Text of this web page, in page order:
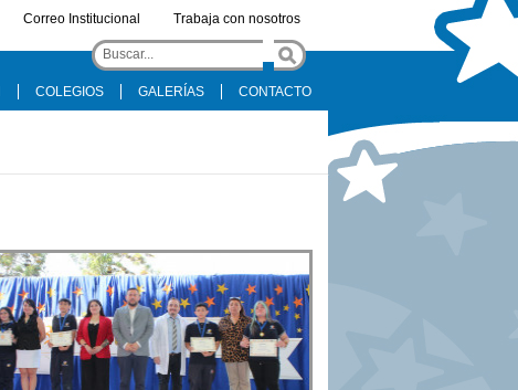
Correo Institucional Trabaja con nosotros
COLEGIOS GALERÍAS CONTACTO